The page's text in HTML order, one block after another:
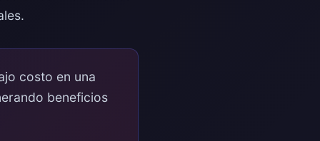
costo en una
beneficios